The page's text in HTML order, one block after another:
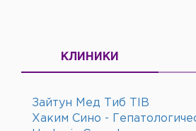
КЛИНИКИ
Зайтун Мед Тиб TIB
Хаким Сино -